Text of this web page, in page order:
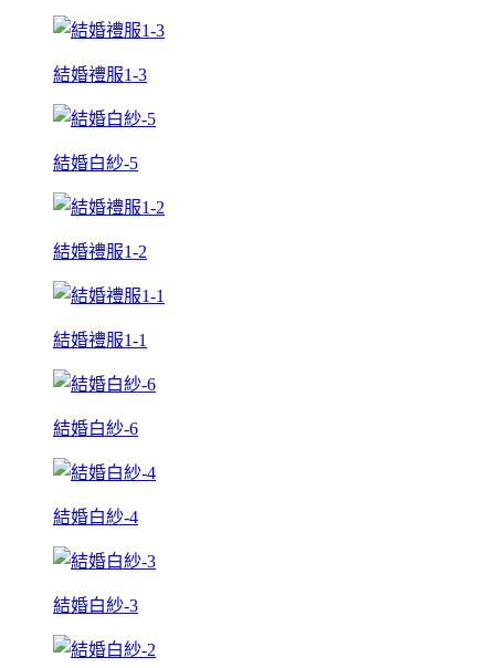
結婚禮服1-3
結婚白紗-5
結婚禮服1-2
結婚禮服1-1
結婚白紗-6
結婚白紗-4
結婚白紗-3